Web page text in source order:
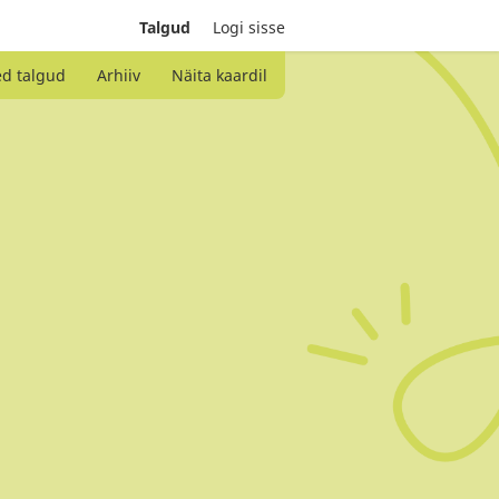
Talgud Logi sisse
talgud Arhiiv Näita kaardil